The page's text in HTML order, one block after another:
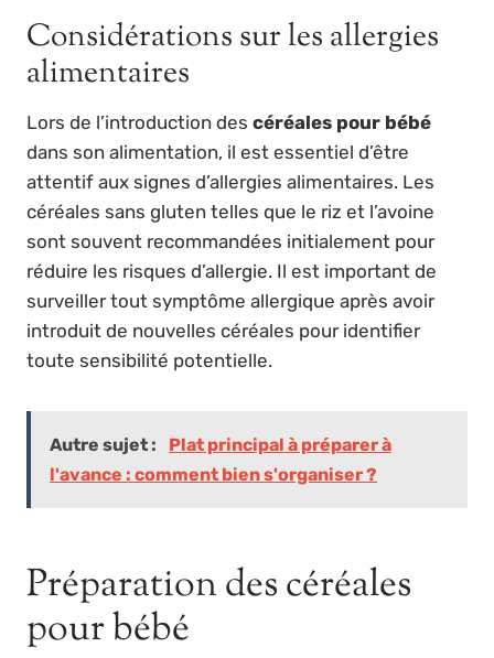
Considérations sur les allergies
alimentaires
Lors de l’introduction des céréales pour bébé
dans son alimentation, il est essentiel d’être
attentif aux signes d’allergies alimentaires. Les
céréales sans gluten telles que le riz et l’avoine
sont souvent recommandées initialement pour
réduire les risques d’allergie. Il est important de
surveiller tout symptôme allergique après avoir
introduit de nouvelles céréales pour identifier
toute sensibilité potentielle.
Autre sujet :
Plat principal à préparer à
l'avance : comment bien s'organiser ?
Préparation des céréales
pour bébé